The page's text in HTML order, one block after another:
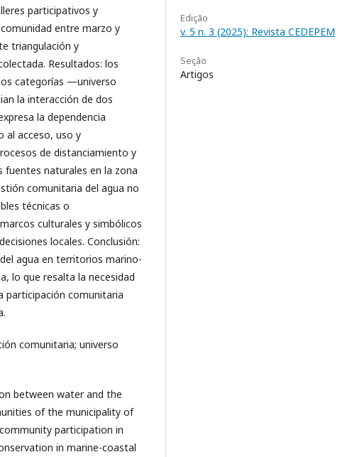
participativos y
entre marzo y
triangulación y
Resultados: los
categorías —universo
la interacción de dos
la dependencia
al acceso, uso y
de distanciamiento y
naturales en la zona
comunitaria del agua no
técnicas o
culturales y simbólicos
locales. Conclusión:
agua en territorios marino-
lo que resalta la necesidad
participación comunitaria
comunitaria; universo
between water and the
of the municipality of
participation in
in marine-coastal
Edição
v. 5 n. 3 (2025): Revista CEDEPEM
Seção
Artigos